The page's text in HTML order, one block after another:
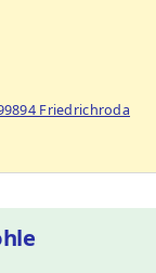
Friedrichroda